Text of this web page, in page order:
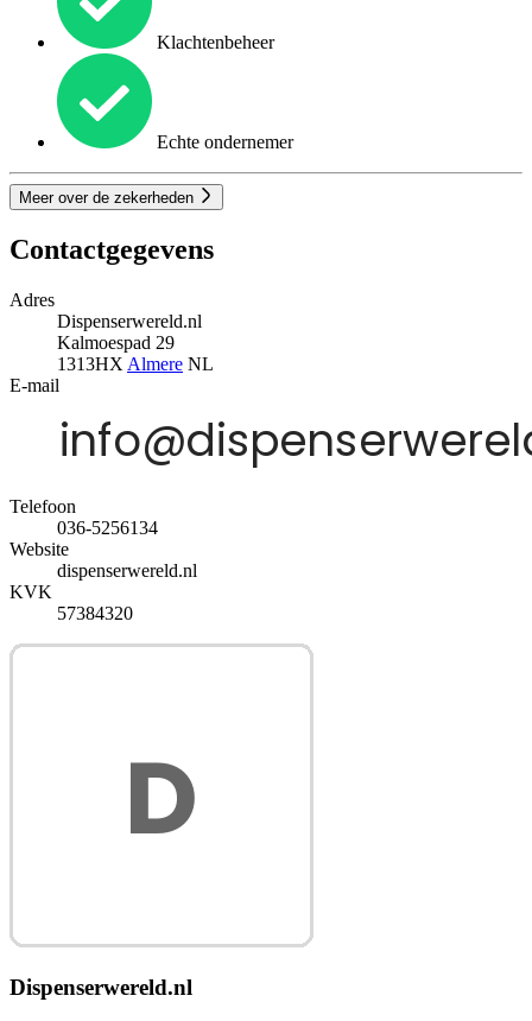
Klachtenbeheer
Echte ondernemer
Meer over de zekerheden
Contactgegevens
Adres
Dispenserwereld.nl
Kalmoespad 29
1313HX Almere NL
E-mail
Telefoon
036-5256134
Website
dispenserwereld.nl
KVK
57384320
Dispenserwereld.nl